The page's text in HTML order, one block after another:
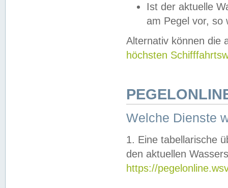
Ist der aktuelle
am Pegel vor,
Alternativ können die
höchsten
Welche Dienste
1. Eine tabellarische
den aktuellen
https://